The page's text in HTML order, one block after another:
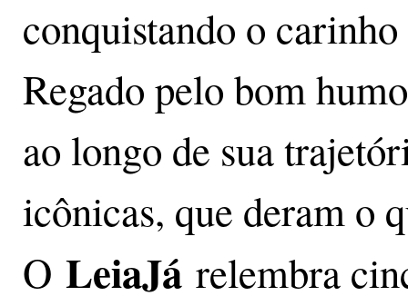
conquistando o
Regado pelo bom
ao longo de sua
icônicas, que deram o
O LeiaJárelembra